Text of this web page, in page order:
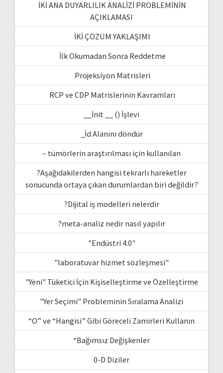
İKİ ANA DUYARLILIK ANALİZİ PROBLEMİNİN
AÇIKLAMASI
İKİ ÇÖZÜM YAKLAŞIMI
İlk Okumadan Sonra Reddetme
Projeksiyon Matrisleri
RCP ve CDP Matrislerinin Kavramları
__İnit __ () İşlevi
_İd Alanını döndür
– tümörlerin araştırılması için kullanılan
?Aşağıdakilerden hangisi tekrarlı hareketler
sonucunda ortaya çıkan durumlardan biri değildir?
?Dijital iş modelleri nelerdir
?meta-analiz nedir nasıl yapılır
"Endüstri 4.0"
"laboratuvar hizmet sözleşmesi"
"Yeni" Tüketici İçin Kişiselleştirme ve Özelleştirme
"Yer Seçimi" Probleminin Sıralama Analizi
“O” ve “Hangisi” Gibi Göreceli Zamirleri Kullanın
*Bağımsız Değişkenler
0-D Diziler